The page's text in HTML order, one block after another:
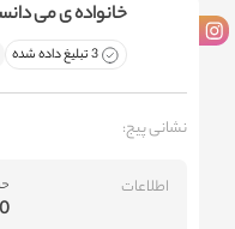
خانواده ی می
3 تبلیغ داده شده
نشانی پیج:
اطلاعات